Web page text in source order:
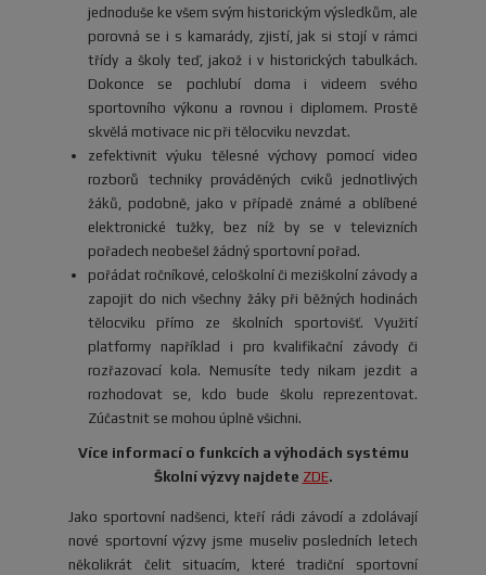
jednoduše ke všem svým historickým výsledkům, ale
porovná se i s kamarády, zjistí, jak si stojí v rámci
třídy a školy teď, jakož i v historických tabulkách.
Dokonce se pochlubí doma i videem svého
sportovního výkonu a rovnou i diplomem. Prostě
skvělá motivace nic při tělocviku nevzdat.
zefektivnit výuku tělesné výchovy pomocí video
rozborů techniky prováděných cviků jednotlivých
žáků, podobně, jako v případě známé a oblíbené
elektronické tužky, bez níž by se v televizních
pořadech neobešel žádný sportovní pořad.
pořádat ročníkové, celoškolní či meziškolní závody a
zapojit do nich všechny žáky při běžných hodinách
tělocviku přímo ze školních sportovišť. Využití
platformy například i pro kvalifikační závody či
rozřazovací kola. Nemusíte tedy nikam jezdit a
rozhodovat se, kdo bude školu reprezentovat.
Zúčastnit se mohou úplně všichni.
Více informací o funkcích a výhodách systému
Školní výzvy najdete ZDE.
Jako sportovní nadšenci, kteří rádi závodí a zdolávají
nové sportovní výzvy jsme museliv posledních letech
několikrát čelit situacím, které tradiční sportovní